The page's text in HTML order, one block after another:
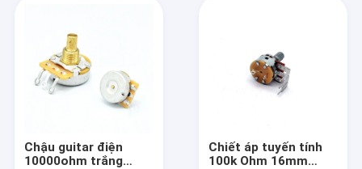
Chậu guitar điện
10000ohm trắng
Chiết áp tuyến tính
100k Ohm 16mm